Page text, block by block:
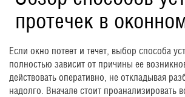
протечек в
Если окно потеет и течет, выбор способа
полностью зависит от причины ее
действовать оперативно, не откладывая
надолго. Вначале стоит проанализировать